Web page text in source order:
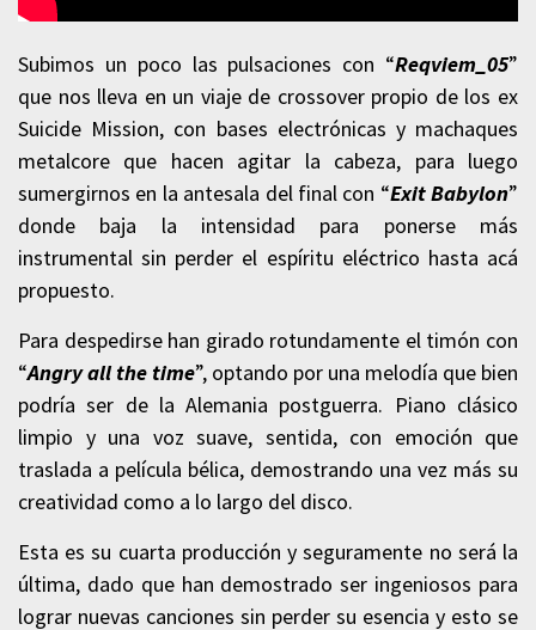
Subimos un poco las pulsaciones con “Reqviem_05”
que nos lleva en un viaje de crossover propio de los ex
Suicide Mission, con bases electrónicas y machaques
metalcore que hacen agitar la cabeza, para luego
sumergirnos en la antesala del final con “Exit Babylon”
donde baja la intensidad para ponerse más
instrumental sin perder el espíritu eléctrico hasta acá
propuesto.
Para despedirse han girado rotundamente el timón con
“Angry all the time”, optando por una melodía que bien
podría ser de la Alemania postguerra. Piano clásico
limpio y una voz suave, sentida, con emoción que
traslada a película bélica, demostrando una vez más su
creatividad como a lo largo del disco.
Esta es su cuarta producción y seguramente no será la
última, dado que han demostrado ser ingeniosos para
lograr nuevas canciones sin perder su esencia y esto se